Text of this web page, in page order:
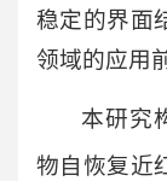
稳定的界面
领域的应用
本研究
物自恢复近